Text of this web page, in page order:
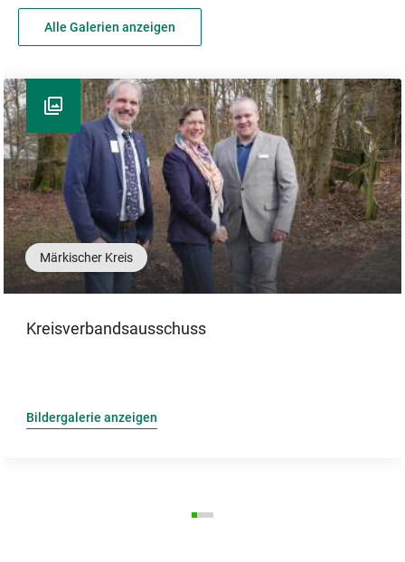
Alle Galerien anzeigen
Märkischer Kreis
Kreisverbandsausschuss
Bildergalerie anzeigen